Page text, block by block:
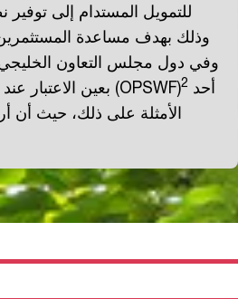
للتمويل المستدام إلى
وذلك بهدف مساعدة المستثمرين
وفي دول مجلس التعاون
بعين الاعتبار عند إدارة الأصول. ويعد تحالف صناديق الثروة السيادية للكوكب الواحد (OPSWF)2
الأمثلة على ذلك، حيث أن